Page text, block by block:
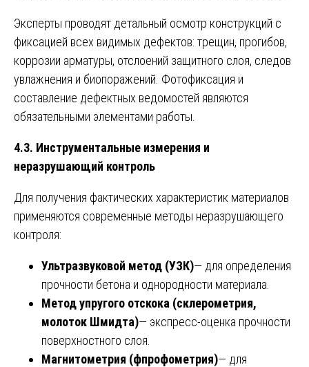
Эксперты проводят детальный осмотр конструкций с
фиксацией всех видимых дефектов: трещин, прогибов,
коррозии арматуры, отслоений защитного слоя, следов
увлажнения и биопоражений. Фотофиксация и
составление дефектных ведомостей являются
обязательными элементами работы.
4.3. Инструментальные измерения и
неразрушающий контроль
Для получения фактических характеристик материалов
применяются современные методы неразрушающего
контроля:
Ультразвуковой метод (УЗК)— для определения
прочности бетона и однородности материала.
Метод упругого отскока (склерометрия,
молоток Шмидта)— экспресс-оценка прочности
поверхностного слоя.
Магнитометрия (фпрофометрия)— для